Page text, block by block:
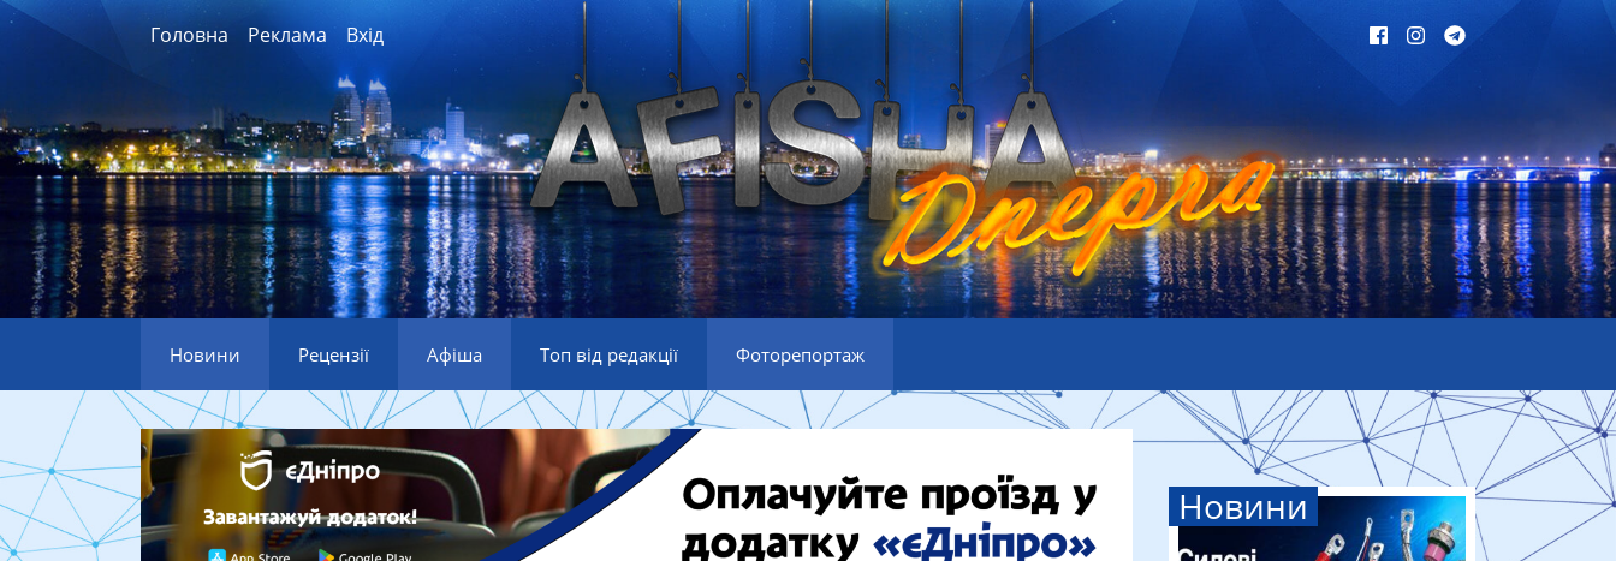
Головна Реклама Вхід
Новини Рецензії Афіша Топ від редакції Фоторепортаж
Новини